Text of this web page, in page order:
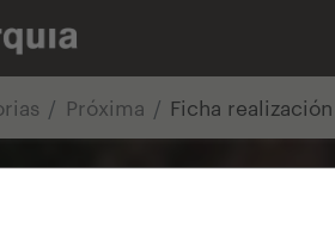
Próxima Ficha realización